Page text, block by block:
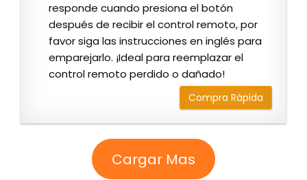
responde cuando presiona el botón
después de recibir el control remoto, por
favor siga las instrucciones en inglés para
emparejarlo. ¡Ideal para reemplazar el
control remoto perdido o dañado!
Compra Rápida
Cargar Mas